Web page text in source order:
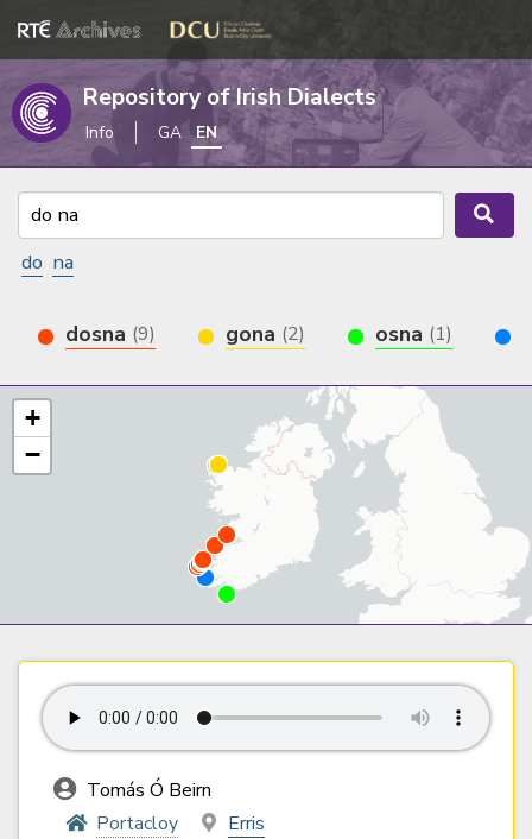
Repository of Irish Dialects
Info GA EN
do na
dosna (9) gona (2) osna (1)
+
−
Tomás Ó Beirn
Portacloy
Erris